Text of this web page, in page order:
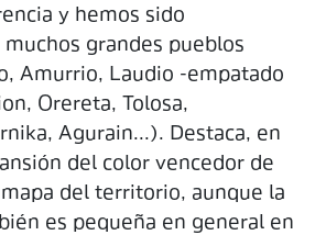
y hemos sido
grandes pueblos
Amurrio, Laudio -empatado
Orereta, Tolosa,
Agurain...). Destaca, en
del color vencedor de
del territorio, aunque la
es pequeña en general en